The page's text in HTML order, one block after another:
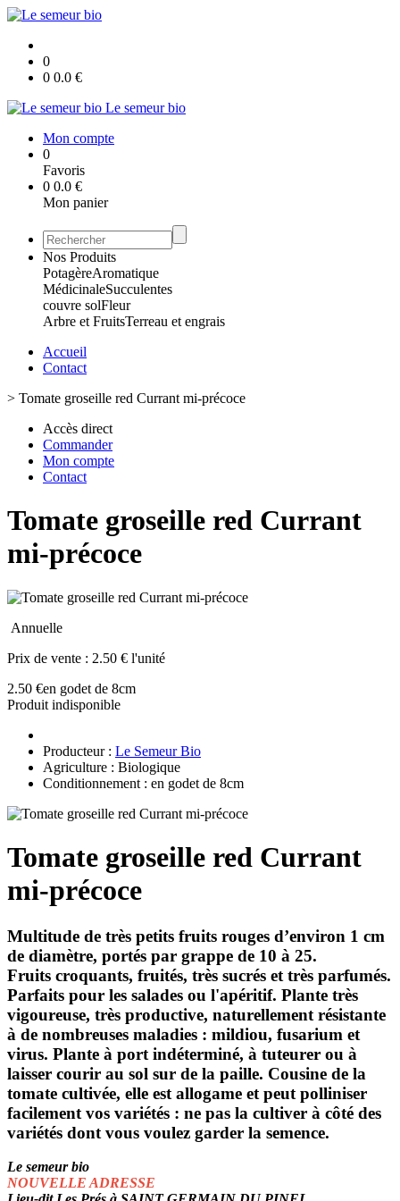
0
0 0.0 €
Le semeur bio
Mon compte
0
Favoris
0 0.0 €
Mon panier
Nos Produits
PotagèreAromatique
MédicinaleSucculentes
couvre solFleur
Arbre et FruitsTerreau et engrais
Accueil
Contact
> Tomate groseille red Currant mi-précoce
Accès direct
Commander
Mon compte
Contact
Tomate groseille red Currant
mi-précoce
Annuelle
Prix de vente : 2.50 € l'unité
2.50 €en godet de 8cm
Produit indisponible
Producteur : Le Semeur Bio
Agriculture : Biologique
Conditionnement : en godet de 8cm
Tomate groseille red Currant
mi-précoce
Multitude de très petits fruits rouges d’environ 1 cm
de diamètre, portés par grappe de 10 à 25.
Fruits croquants, fruités, très sucrés et très parfumés.
Parfaits pour les salades ou l'apéritif. Plante très
vigoureuse, très productive, naturellement résistante
à de nombreuses maladies : mildiou, fusarium et
virus. Plante à port indéterminé, à tuteurer ou à
laisser courir au sol sur de la paille. Cousine de la
tomate cultivée, elle est allogame et peut polliniser
facilement vos variétés : ne pas la cultiver à côté des
variétés dont vous voulez garder la semence.
Le semeur bio
NOUVELLE ADRESSE